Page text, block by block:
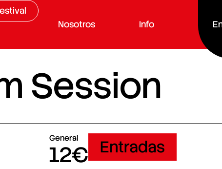
Nosotros
Info
Session
General
12€ Entradas